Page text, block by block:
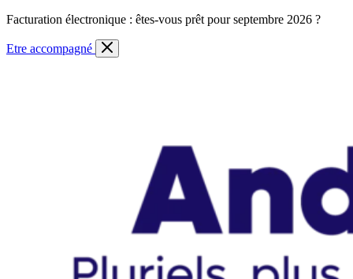
Skip
content
Facturation électronique : êtes-vous prêt pour septembre 2026 ?
Etre accompagné